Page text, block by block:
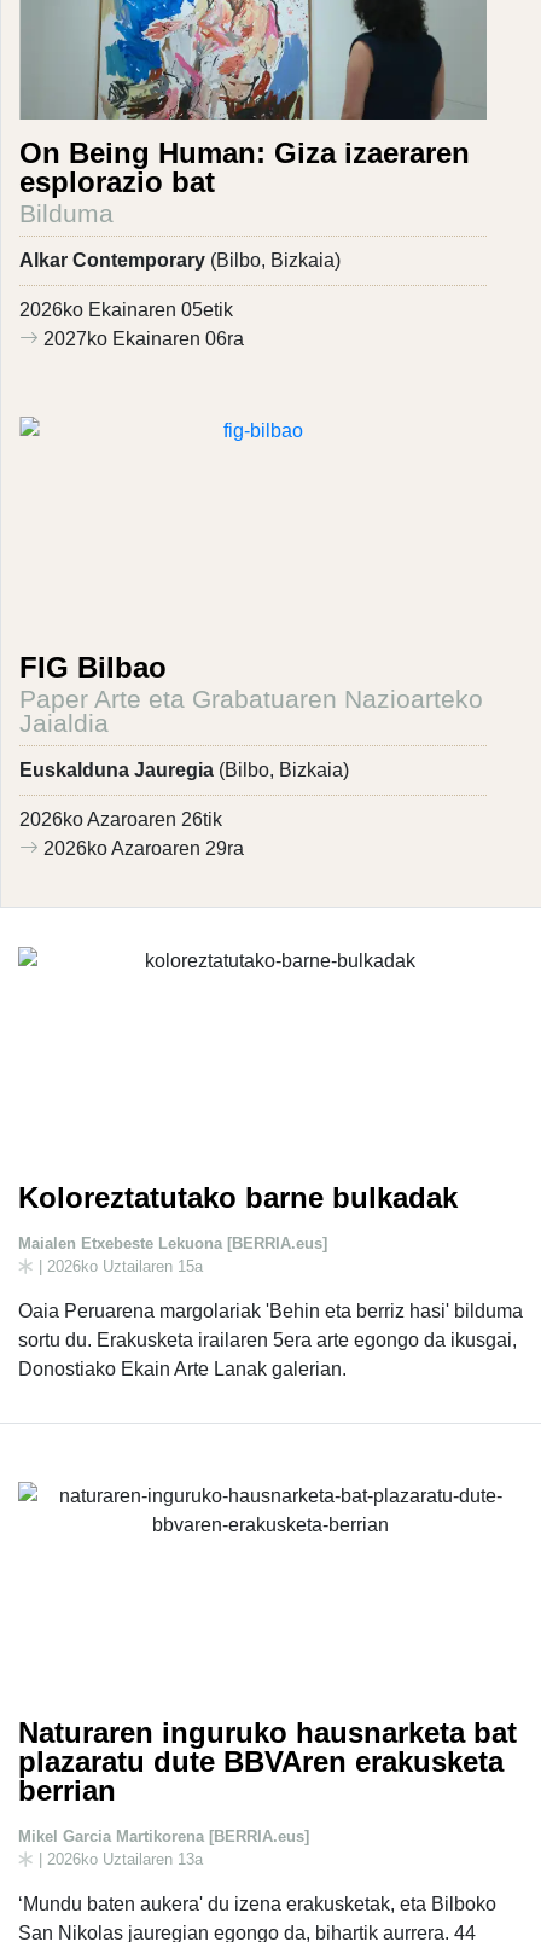
On Being Human: Giza izaeraren
esplorazio bat
Bilduma
Alkar Contemporary (Bilbo, Bizkaia)
2026ko Ekainaren 05etik
2027ko Ekainaren 06ra
FIG Bilbao
Paper Arte eta Grabatuaren Nazioarteko
Jaialdia
Euskalduna Jauregia (Bilbo, Bizkaia)
2026ko Azaroaren 26tik
2026ko Azaroaren 29ra
Koloreztatutako barne bulkadak
Maialen Etxebeste Lekuona [BERRIA.eus]
| 2026ko Uztailaren 15a
Oaia Peruarena margolariak 'Behin eta berriz hasi' bilduma
sortu du. Erakusketa irailaren 5era arte egongo da ikusgai,
Donostiako Ekain Arte Lanak galerian.
Naturaren inguruko hausnarketa bat
plazaratu dute BBVAren erakusketa
berrian
Mikel Garcia Martikorena [BERRIA.eus]
| 2026ko Uztailaren 13a
‘Mundu baten aukera' du izena erakusketak, eta Bilboko
San Nikolas jauregian egongo da, bihartik aurrera. 44